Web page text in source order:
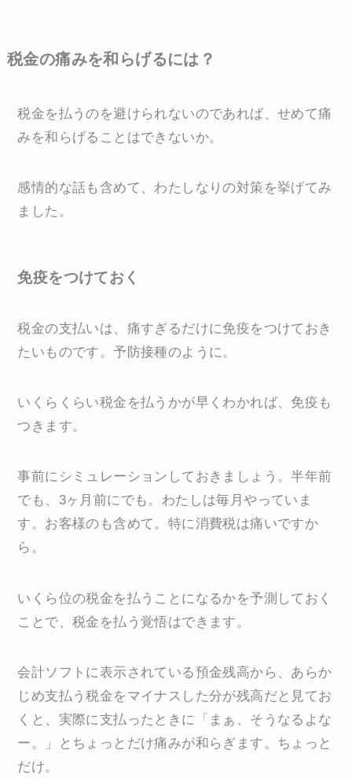
税金の痛みを和らげるには？
税金を払うのを避けられないのであれば、せめて痛
みを和らげることはできないか。
感情的な話も含めて、わたしなりの対策を挙げてみ
ました。
免疫をつけておく
税金の支払いは、痛すぎるだけに免疫をつけておき
たいものです。予防接種のように。
いくらくらい税金を払うかが早くわかれば、免疫も
つきます。
事前にシミュレーションしておきましょう。半年前
でも、3ヶ月前にでも。わたしは毎月やっていま
す。お客様のも含めて。特に消費税は痛いですか
ら。
いくら位の税金を払うことになるかを予測しておく
ことで、税金を払う覚悟はできます。
会計ソフトに表示されている預金残高から、あらか
じめ支払う税金をマイナスした分が残高だと見てお
くと、実際に支払ったときに「まぁ、そうなるよな
ー。」とちょっとだけ痛みが和らぎます。ちょっと
だけ。